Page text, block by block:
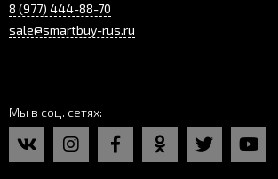
8 (977) 444-88-70
sale@smartbuy-rus.ru
Мы в соц. сетях